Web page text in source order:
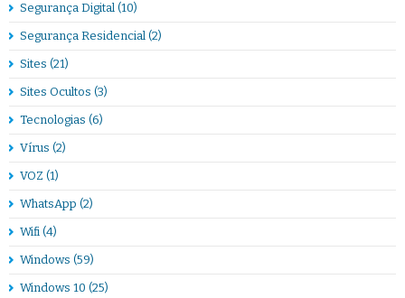
Segurança Digital (10)
Segurança Residencial (2)
Sites (21)
Sites Ocultos (3)
Tecnologias (6)
Vírus (2)
VOZ (1)
WhatsApp (2)
Wifi (4)
Windows (59)
Windows 10 (25)